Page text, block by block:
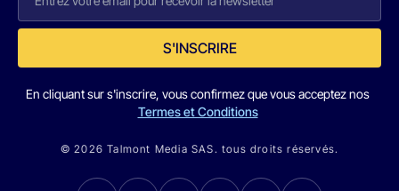
S'INSCRIRE
En cliquant sur s'inscrire, vous confirmez que vous acceptez nos
Termes et Conditions
© 2026 Talmont Media SAS. tous droits réservés.